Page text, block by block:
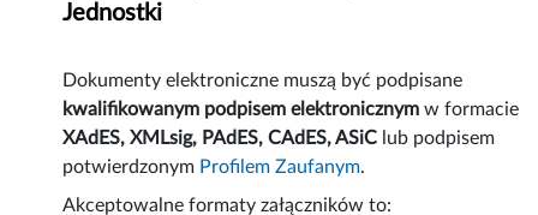
Jednostki
Dokumenty elektroniczne muszą być podpisane
kwalifikowanym podpisem elektronicznymw formacie
XAdES, XMLsig, PAdES, CAdES, ASiC lub podpisem
potwierdzonym Profilem Zaufanym.
Akceptowalne formaty załączników to: